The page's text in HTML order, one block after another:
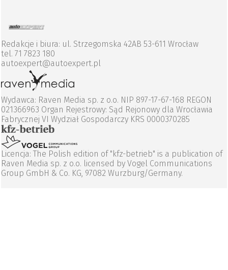
Redakcje i biura: ul. Strzegomska 42AB 53-611 Wrocław
tel. 71 7823 180
autoexpert@autoexpert.pl
Wydawca: Raven Media sp. z o.o. NIP 897-17-67-168 REGON
021366963 Organ Rejestrowy: Sąd Rejonowy dla Wrocławia
Fabrycznej VI Wydział Gospodarczy KRS 0000370285
Licencja: The Polish edition of "kfz-betrieb" is a publication of
Raven Media sp. z o.o. licensed by Vogel Communications
Group GmbH & Co. KG, 97082 Wurzburg/Germany.